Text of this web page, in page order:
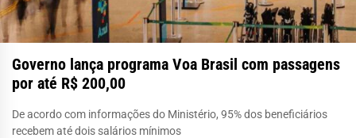
Governo lança programa Voa Brasil com passagens
por até R$ 200,00
De acordo com informações do Ministério, 95% dos beneficiários
recebem até dois salários mínimos